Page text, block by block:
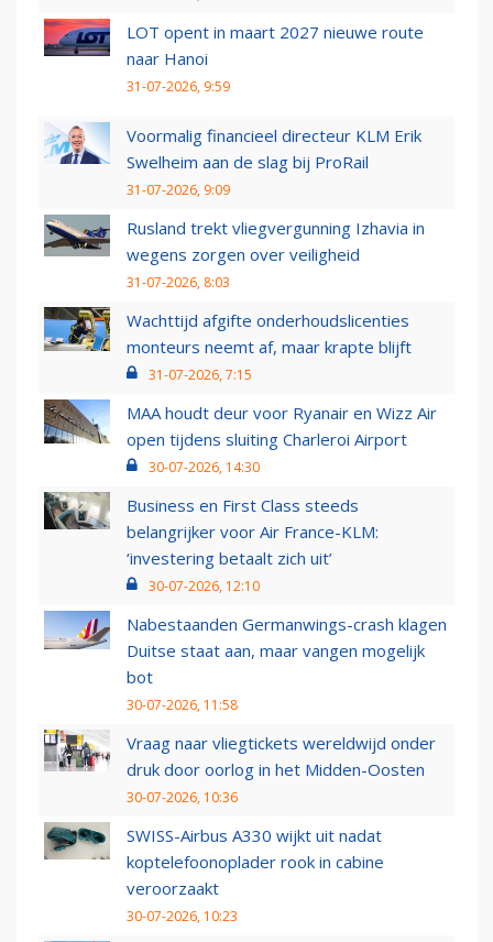
LOT opent in maart 2027 nieuwe route
naar Hanoi
31-07-2026, 9:59
Voormalig financieel directeur KLM Erik
Swelheim aan de slag bij ProRail
31-07-2026, 9:09
Rusland trekt vliegvergunning Izhavia in
wegens zorgen over veiligheid
31-07-2026, 8:03
Wachttijd afgifte onderhoudslicenties
monteurs neemt af, maar krapte blijft
31-07-2026, 7:15
MAA houdt deur voor Ryanair en Wizz Air
open tijdens sluiting Charleroi Airport
30-07-2026, 14:30
Business en First Class steeds
belangrijker voor Air France-KLM:
‘investering betaalt zich uit’
30-07-2026, 12:10
Nabestaanden Germanwings-crash klagen
Duitse staat aan, maar vangen mogelijk
bot
30-07-2026, 11:58
Vraag naar vliegtickets wereldwijd onder
druk door oorlog in het Midden-Oosten
30-07-2026, 10:36
SWISS-Airbus A330 wijkt uit nadat
koptelefoonoplader rook in cabine
veroorzaakt
30-07-2026, 10:23